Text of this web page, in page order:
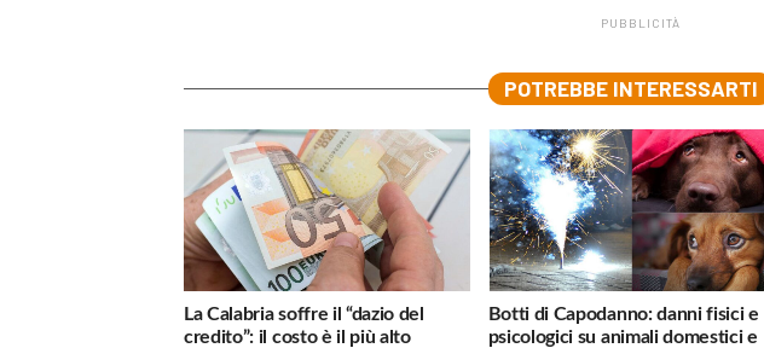
PUBBLICITÀ
POTREBBE INTERESSARTI
La Calabria soffre il “dazio del
credito”: il costo è il più alto
Botti di Capodanno: danni fisici e
psicologici su animali domestici e